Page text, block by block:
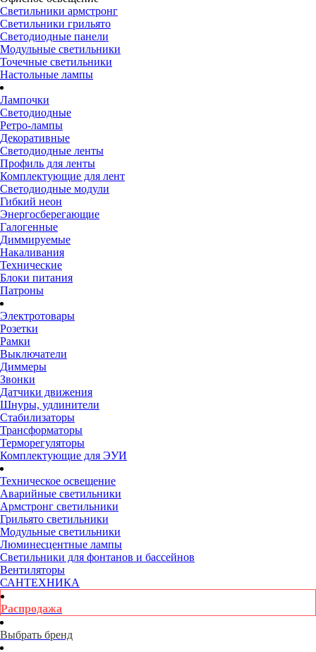
Светильники армстронг
Светильники грильято
Светодиодные панели
Модульные светильники
Точечные светильники
Настольные лампы
Лампочки
Светодиодные
Ретро-лампы
Декоративные
Светодиодные ленты
Профиль для ленты
Комплектующие для лент
Светодиодные модули
Гибкий неон
Энергосберегающие
Галогенные
Диммируемые
Накаливания
Технические
Блоки питания
Патроны
Электротовары
Розетки
Рамки
Выключатели
Диммеры
Звонки
Датчики движения
Шнуры, удлинители
Стабилизаторы
Трансформаторы
Терморегуляторы
Комплектующие для ЭУИ
Техническое освещение
Аварийные светильники
Армстронг светильники
Грильято светильники
Модульные светильники
Люминесцентные лампы
Светильники для фонтанов и бассейнов
Вентиляторы
САНТЕХНИКА
Распродажа
Выбрать бренд